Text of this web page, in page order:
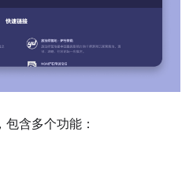
含多个功能：